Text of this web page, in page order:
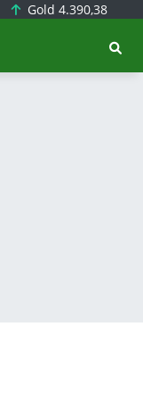
Gold 4.390,38